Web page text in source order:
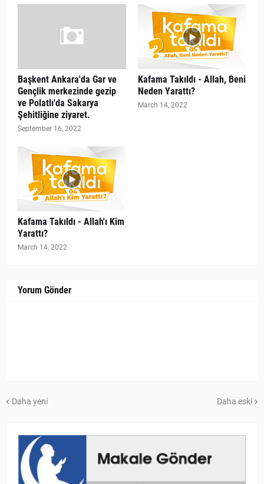
Başkent Ankara'da Gar ve
Gençlik merkezinde gezip
ve Polatlı'da Sakarya
Şehitliğine ziyaret.
September 16, 2022
Kafama Takıldı - Allah, Beni
Neden Yarattı?
March 14, 2022
Kafama Takıldı - Allah'ı Kim
Yarattı?
March 14, 2022
Yorum Gönder
Daha yeni Daha eski